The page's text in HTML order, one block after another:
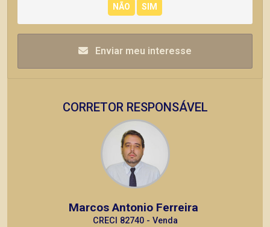
Enviar meu interesse
CORRETOR RESPONSÁVEL
Marcos Antonio Ferreira
CRECI 82740 - Venda